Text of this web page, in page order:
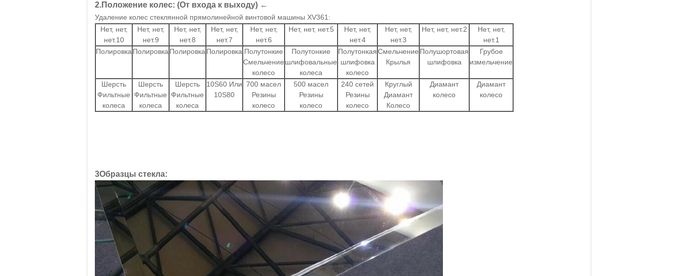
2.Положение колес: (От входа к выходу) ←
Удаление колес стеклянной прямолинейной винтовой машины XV361:
Нет, нет,
нет.10
Нет, нет,
нет.9
Нет, нет,
нет.8
Нет, нет,
нет.7
Нет, нет,
нет.6
Нет, нет, нет.5
Нет, нет,
нет.4
Нет, нет,
нет.3
Нет, нет, нет.2
Нет, нет,
нет.1
Полировка Полировка Полировка Полировка Полутонкие
Смельчение
колесо
Полутонкие
шлифовальные
колеса
Полутонкая
шлифовка
колесо
Смельчение
Крылья
Полушортовая
шлифовка
Грубое
измельчение
Шерсть
Фильтные
колеса
Шерсть
Фильтные
колеса
Шерсть
Фильтные
колеса
10S60 Или
10S80
700 масел
Резины
колесо
500 масел
Резины
колесо
240 сетей
Резины
колесо
Круглый
Диамант
Колесо
Диамант
колесо
Диамант
колесо
3Образцы стекла: